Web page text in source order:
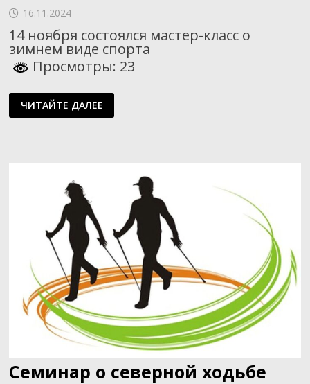
16.11.2024
14 ноября состоялся мастер-класс о
зимнем виде спорта
Просмотры: 23
ВСЕ
О
ЛЫЖАХ
ЧИТАЙТЕ ДАЛЕЕ
Семинар о северной ходьбе